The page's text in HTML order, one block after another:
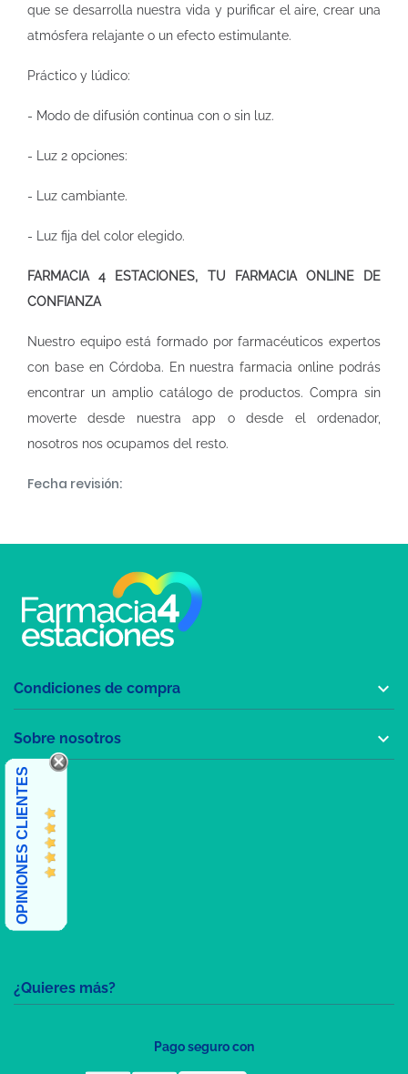
que se desarrolla nuestra vida y purificar el aire, crear una
atmósfera relajante o un efecto estimulante.
Práctico y lúdico:
- Modo de difusión continua con o sin luz.
- Luz 2 opciones:
- Luz cambiante.
- Luz fija del color elegido.
FARMACIA 4 ESTACIONES, TU FARMACIA ONLINE DE
CONFIANZA
Nuestro equipo está formado por farmacéuticos expertos
con base en Córdoba. En nuestrafarmacia online podrás
encontrar un amplio catálogo de productos. Compra sin
moverte desde nuestra app o desde el ordenador,
nosotros nos ocupamos del resto.
Fecha revisión:
¿Quieres más?
Condiciones de compra 
Sobre nosotros 
OPINIONES CLIENTES
Pago seguro con